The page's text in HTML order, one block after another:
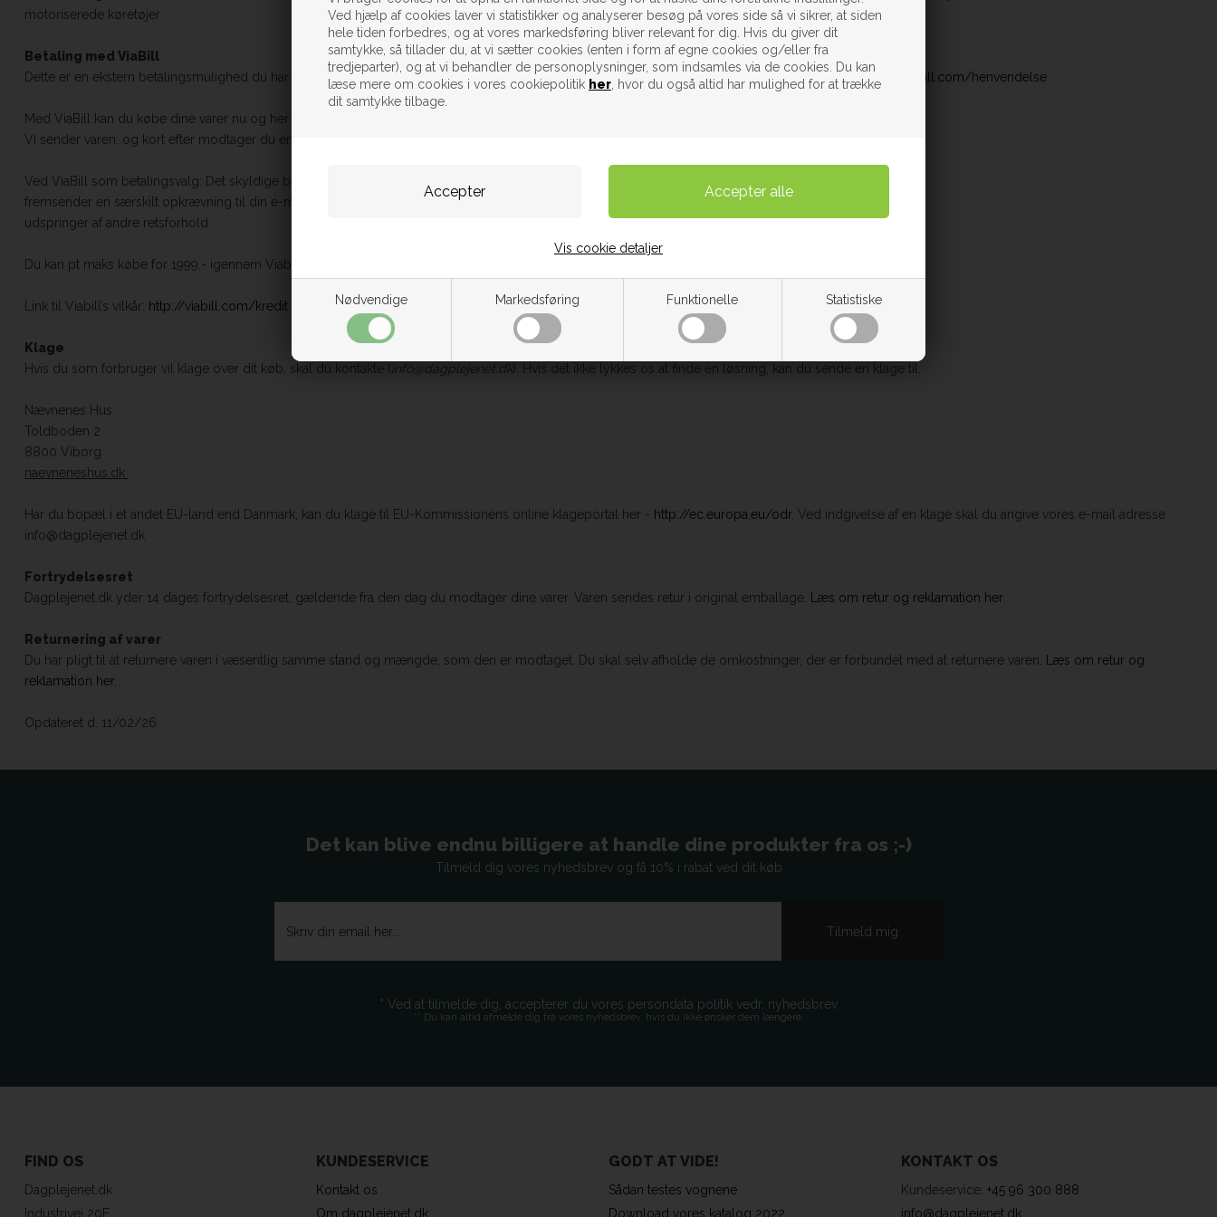
Ved hjælp af cookies laver vi statistikker og analyserer besøg på vores side så vi sikrer, at siden
hele tiden forbedres, og at vores markedsføring bliver relevant for dig. Hvis du giver dit
samtykke, så tillader du, at vi sætter cookies (enten i form af egne cookies og/eller fra
tredjeparter), og at vi behandler de personoplysninger, som indsamles via de cookies. Du kan
læse mere om cookies i vores cookiepolitik her , hvor du også altid har mulighed for at trække
dit samtykke tilbage.
Nødvendige Markedsføring Funktionelle Statistiske
Vis cookie detaljer
motoriserede køretøjer
Betaling med ViaBill
Dette er en ekstern betalingsmulighed du har hos dagplejenet.dk. Alle henvendelser omkring ViaBill skal tages med ViaBill over deres support: http://viabill.com/henvendelse
Med ViaBill kan du købe dine varer nu og her og betale når du vil. Det er sikkert og helt enkelt.
Vi sender varen, og kort efter modtager du en opkrævning fra Viabill på den mail, som du har valgt.
Ved ViaBill som betalingsvalg: Det skyldige beløb kan alene betales med frigørende virkning til ViaBill, som
fremsender en særskilt opkrævning til din e-mail. Betaling kan ikke ske ved modregning af krav, der
udspringer af andre retsforhold.
Du kan pt maks købe for 1999,- igennem Viabill.
Link til Viabill’s vilkår: http://viabill.com/kredit - Link til ViaBill kunde henvendelser:http://viabill.com/henvendelse
Klage
Hvis du som forbruger vil klage over dit køb, skal du kontakte ( info@dagplejenet.dk). Hvis det ikke lykkes os at finde en løsning, kan du sende en klage til:
Nævnenes Hus
Toldboden 2
8800 Viborg
naevneneshus.dk
Har du bopæl i et andet EU-land end Danmark, kan du klage til EU-Kommissionens online klageportal her - http://ec.europa.eu/odr. Ved indgivelse af en klage skal du angive vores e-mail adresse
info@dagplejenet.dk
Fortrydelsesret
Dagplejenet.dk yder 14 dages fortrydelsesret, gældende fra den dag du modtager dine varer. Varen sendes retur i original emballage.
Læs om retur og reklamation her.
Returnering af varer
Du har pligt til at returnere varen i væsentlig samme stand og mængde, som den er modtaget. Du skal selv afholde de omkostninger, der er forbundet med at returnere varen.
Læs om retur og
reklamation her.
Opdateret d. 11/02/26
Det kan blive endnu billigere at handle dine produkter fra os ;-)
Tilmeld dig vores nyhedsbrev og få 10% i rabat ved dit køb
* Ved at tilmelde dig, accepterer du vores persondata politik vedr. nyhedsbrev
** Du kan altid afmelde dig fra vores nyhedsbrev, hvis du ikke ønsker dem længere.
FIND OS
Dagplejenet.dk
Industrivej 20E
KUNDESERVICE
Kontakt os
Om dagplejenet.dk
GODT AT VIDE!
Sådan testes vognene
Download vores katalog 2022
KONTAKT OS
Kundeservice: +45 96 300 888
info@dagplejenet.dk